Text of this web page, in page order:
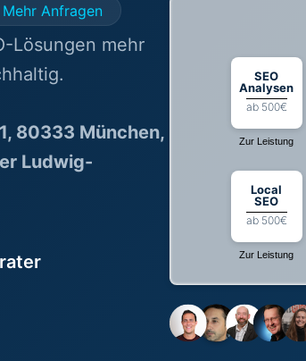
Mehr Anfragen
Lösungen mehr
80333 München,
Ludwig-
SEO
Analysen
ab 500€
Zur Leistung
Local
SEO
ab 500€
Zur Leistung